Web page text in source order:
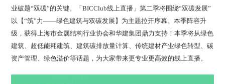
业破题“双碳”的关键。「BICClub线上直播」第二季将围绕“双碳发展”
以【“筑”力——绿色建筑与双碳发展】为主题拉开序幕。本季阵容升
级，获得上海市金属结构行业协会和华建集团鼎力支持！本季将从绿色
建筑、超低能耗建筑、建筑碳排放量计算、传统建材产业绿色转型、碳
资产管理、绿色溢价等话题，为大家带来更专业更高效的线上直播。